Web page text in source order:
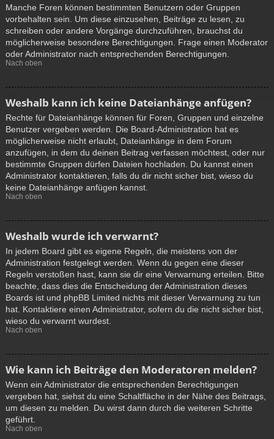
Manche Foren können bestimmten Benutzern oder Gruppen
vorbehalten sein. Um diese einzusehen, Beiträge zu lesen, zu
schreiben oder andere Vorgänge durchzuführen, brauchst du
möglicherweise besondere Berechtigungen. Frage einen Moderator
oder Administrator nach entsprechenden Berechtigungen.
Nach oben
Weshalb kann ich keine Dateianhänge anfügen?
Rechte für Dateianhänge können für Foren, Gruppen und einzelne
Benutzer vergeben werden. Die Board-Administration hat es
möglicherweise nicht erlaubt, Dateianhänge in dem Forum
anzufügen, in dem du deinen Beitrag verfassen möchtest, oder nur
bestimmte Gruppen dürfen Dateien hochladen. Du kannst einen
Administrator kontaktieren, falls du dir nicht sicher bist, wieso du
keine Dateianhänge anfügen kannst.
Nach oben
Weshalb wurde ich verwarnt?
In jedem Board gibt es eigene Regeln, die meistens von der
Administration festgelegt werden. Wenn du gegen eine dieser
Regeln verstoßen hast, kann sie dir eine Verwarnung erteilen. Bitte
beachte, dass dies die Entscheidung der Administration dieses
Boards ist und phpBB Limited nichts mit dieser Verwarnung zu tun
hat. Kontaktiere einen Administrator, sofern du die nicht sicher bist,
wieso du verwarnt wurdest.
Nach oben
Wie kann ich Beiträge den Moderatoren melden?
Wenn ein Administrator die entsprechenden Berechtigungen
vergeben hat, siehst du eine Schaltfläche in der Nähe des Beitrags,
um diesen zu melden. Du wirst dann durch die weiteren Schritte
geführt.
Nach oben